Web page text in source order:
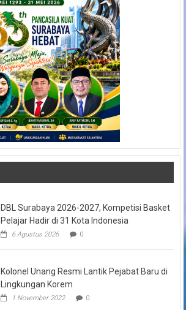
DBL Surabaya 2026-2027, Kompetisi Basket
Pelajar Hadir di 31 Kota Indonesia
6 Agustus 2026 0
Kolonel Unang Resmi Lantik Pejabat Baru di
Lingkungan Korem
1 November 2022 0